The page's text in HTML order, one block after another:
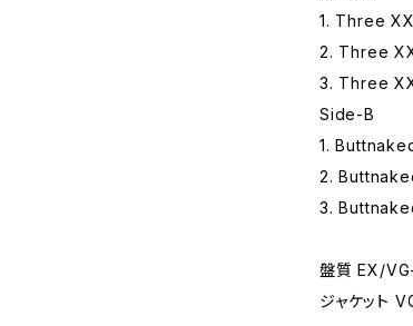
1. Three
2. Three
3. Three
Side-B
1.
2.
3.
盤質 EX/
ジャケット